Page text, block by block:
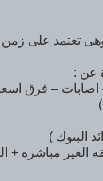
وهى تعتمد على
عن :
اصابات – فرق
الغير مباشره